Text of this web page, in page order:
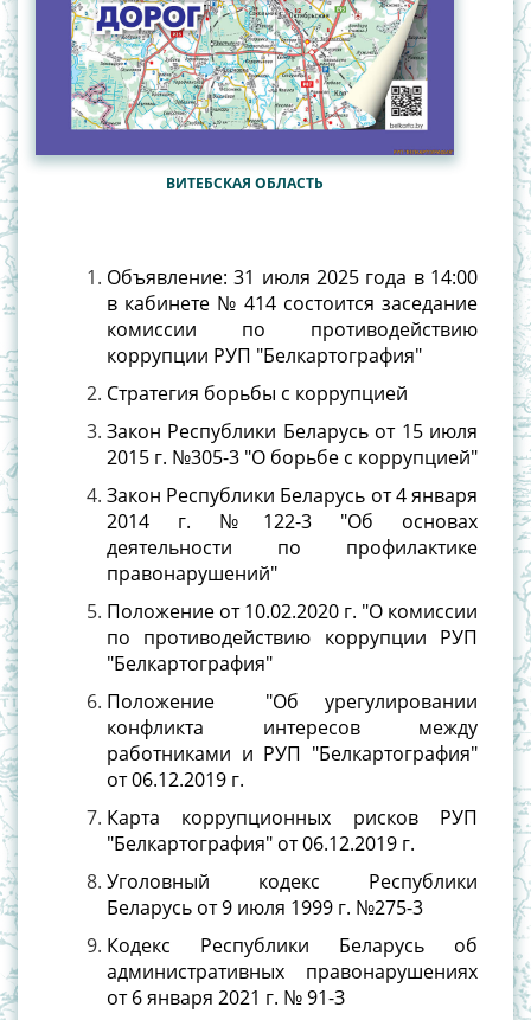
ВИТЕБСКАЯ ОБЛАСТЬ
Объявление: 31 июля 2025 года в 14:00
в кабинете № 414 состоится заседание
комиссии по противодействию
коррупции РУП "Белкартография"
Стратегия борьбы с коррупцией
Закон Республики Беларусь от 15 июля
2015 г. №305-3 "О борьбе с коррупцией"
Закон Республики Беларусь от 4 января
2014 г. №122-3 "Об основах
деятельности по профилактике
правонарушений"
Положение от 10.02.2020 г. "О комиссии
по противодействию коррупции РУП
"Белкартография"
Положение "Об урегулировании
конфликта интересов между
работниками и РУП "Белкартография"
от 06.12.2019 г.
Карта коррупционных рисков РУП
"Белкартография" от 06.12.2019 г.
Уголовный кодекс Республики
Беларусь от 9 июля 1999 г. №275-3
Кодекс Республики Беларусь об
административных правонарушениях
от 6 января 2021 г. № 91-З